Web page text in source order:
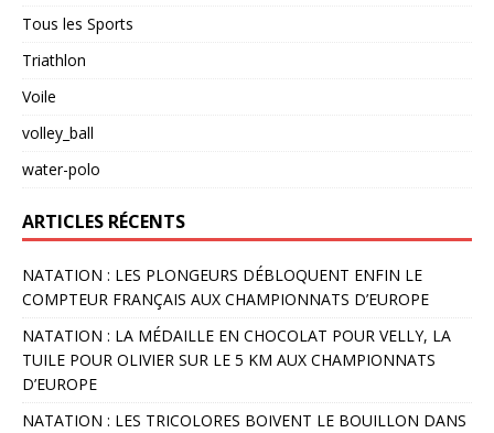
Tous les Sports
Triathlon
Voile
volley_ball
water-polo
ARTICLES RÉCENTS
NATATION : LES PLONGEURS DÉBLOQUENT ENFIN LE
COMPTEUR FRANÇAIS AUX CHAMPIONNATS D’EUROPE
NATATION : LA MÉDAILLE EN CHOCOLAT POUR VELLY, LA
TUILE POUR OLIVIER SUR LE 5 KM AUX CHAMPIONNATS
D’EUROPE
NATATION : LES TRICOLORES BOIVENT LE BOUILLON DANS